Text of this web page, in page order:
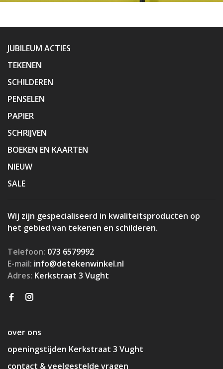
JUBILEUM ACTIES
TEKENEN
SCHILDEREN
PENSELEN
PAPIER
SCHRIJVEN
BOEKEN EN KAARTEN
NIEUW
SALE
Wij zijn gespecialiseerd in kwaliteitsproducten op
het gebied van tekenen en schilderen.
Telefoon: 073 6579992
E-mail: info@detekenwinkel.nl
Adres: Kerkstraat 3 Vught
over ons
openingstijden Kerkstraat 3 Vught
contact & veelgestelde vragen